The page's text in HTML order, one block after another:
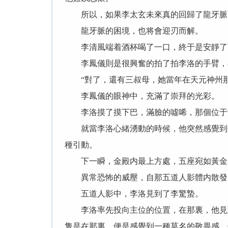
所以，如果李太玄未來真的回歸了龍牙脈
龍牙脈的困境，也将會迎刃而解。
李清風端着酒杯喝了一口，終于是安靜了
李鳳儀則是很興奮的拍了拍李洛的手臂，
“對了，還有三叔母，她當年在天元神州那
李鳳儀的眼神中，充滿了崇拜的光彩。
李洛摸了摸下巴，滿臉的噓唏，那個位于
就當李洛心緒湧動的時候，他突然感覺到
種引動。
下一瞬，金殿内最上方處，五座宛如黃金
異常恐怖的威壓，自那五道人影體内散發
五道人影中，李洛見到了李驚蟄。
李洛率先投向主位的位置，在那裏，他見